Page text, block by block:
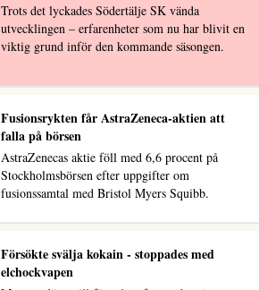
Trots det lyckades Södertälje SK vända
utvecklingen – erfarenheter som nu har blivit en
viktig grund inför den kommande säsongen.
Fusionsrykten får AstraZeneca-aktien att
falla på börsen
AstraZenecas aktie föll med 6,6 procent på
Stockholmsbörsen efter uppgifter om
fusionssamtal med Bristol Myers Squibb.
Försökte svälja kokain - stoppades med
elchockvapen